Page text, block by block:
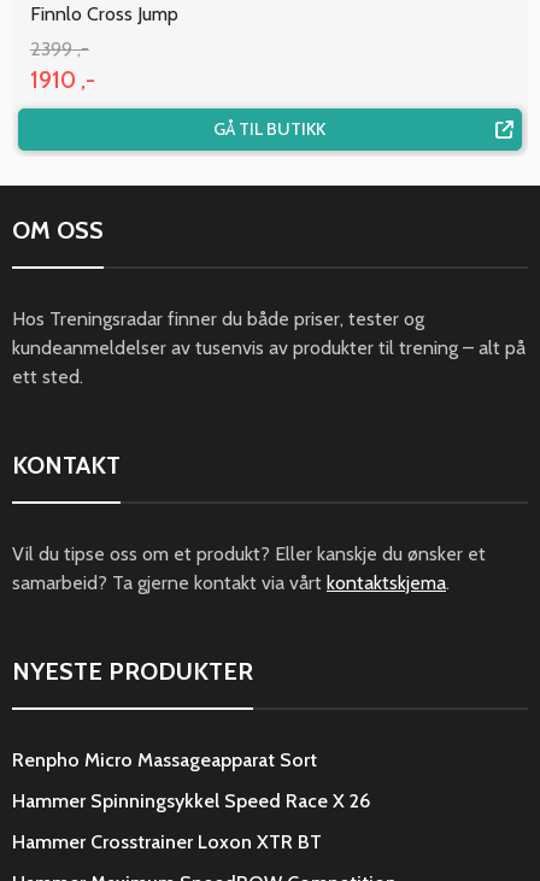
Finnlo Cross Jump
2399 ,-
1910 ,-
GÅ TIL BUTIKK
OM OSS
Hos Treningsradar finner du både priser, tester og
kundeanmeldelser av tusenvis av produkter til trening – alt på
ett sted.
KONTAKT
Vil du tipse oss om et produkt? Eller kanskje du ønsker et
samarbeid? Ta gjerne kontakt via vårt kontaktskjema.
NYESTE PRODUKTER
Renpho Micro Massageapparat Sort
Hammer Spinningsykkel Speed Race X 26
Hammer Crosstrainer Loxon XTR BT